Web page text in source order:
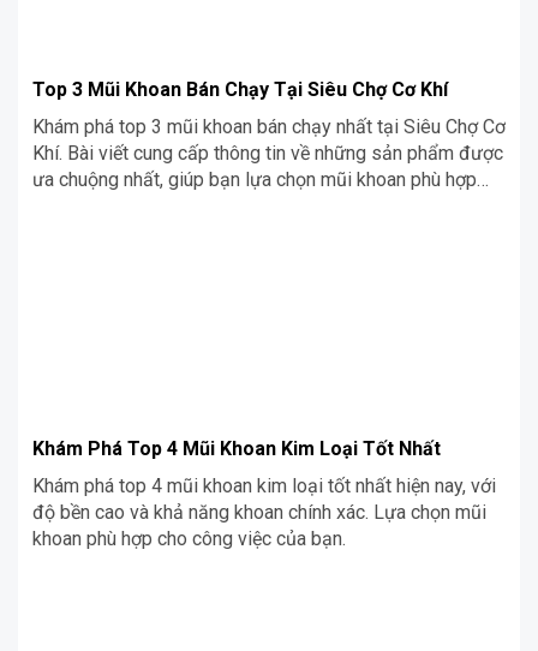
Top 3 Mũi Khoan Bán Chạy Tại Siêu Chợ Cơ Khí
Khám phá top 3 mũi khoan bán chạy nhất tại Siêu Chợ Cơ
Khí. Bài viết cung cấp thông tin về những sản phẩm được
ưa chuộng nhất, giúp bạn lựa chọn mũi khoan phù hợp
Khám Phá Top 4 Mũi Khoan Kim Loại Tốt Nhất
Khám phá top 4 mũi khoan kim loại tốt nhất hiện nay, với
độ bền cao và khả năng khoan chính xác. Lựa chọn mũi
khoan phù hợp cho công việc của bạn.